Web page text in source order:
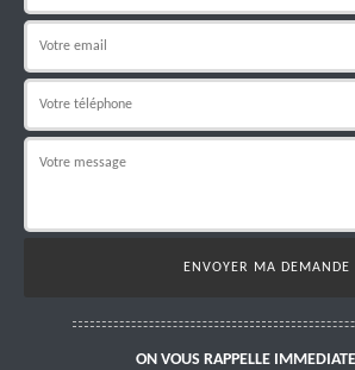
ON VOUS RAPPELLE